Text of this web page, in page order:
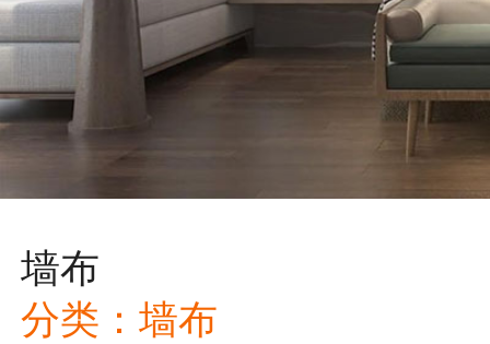
墙布
分类： 墙布